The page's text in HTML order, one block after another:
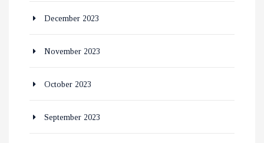
December 2023
November 2023
October 2023
September 2023